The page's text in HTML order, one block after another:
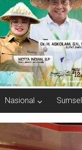
Nasional Sumsel